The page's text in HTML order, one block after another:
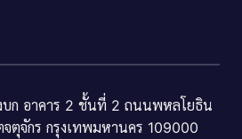
บก อาคาร 2 ชั้นที่ 2 ถนนพหลโยธิน
ตุจักร กรุงเทพมหานคร 109000